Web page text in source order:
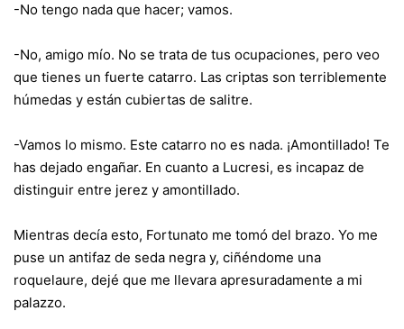
-No tengo nada que hacer; vamos.
-No, amigo mío. No se trata de tus ocupaciones, pero veo
que tienes un fuerte catarro. Las criptas son terriblemente
húmedas y están cubiertas de salitre.
-Vamos lo mismo. Este catarro no es nada. ¡Amontillado! Te
has dejado engañar. En cuanto a Lucresi, es incapaz de
distinguir entre jerez y amontillado.
Mientras decía esto, Fortunato me tomó del brazo. Yo me
puse un antifaz de seda negra y, ciñéndome una
roquelaure, dejé que me llevara apresuradamente a mi
palazzo.